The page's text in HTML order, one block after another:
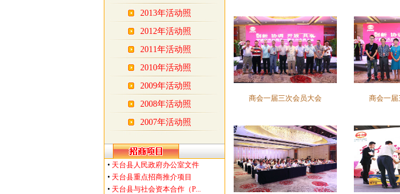
2013年活动照
2012年活动照
2011年活动照
2010年活动照
2009年活动照
2008年活动照
2007年活动照
• 天台县人民政府办公室文件
• 天台县重点招商推介项目
• 天台县与社会资本合作（P...
商会一届三次会员大会 商会一届